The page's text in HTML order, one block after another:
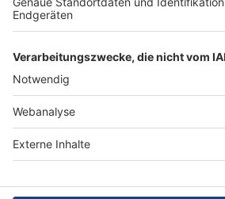
Nutzungsbedingungen Datenschutz